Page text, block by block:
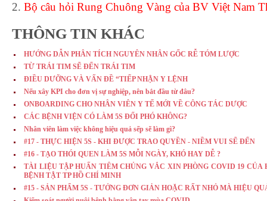
2. Bộ câu hỏi Rung Chuông Vàng của BV Việt Nam
THÔNG TIN KHÁC
HƯỚNG DẪN PHÂN TÍCH NGUYÊN NHÂN GỐC RỄ TÓM LƯỢC
TỪ TRÁI TIM SẼ ĐẾN TRÁI TIM
ĐIỀU DƯỠNG VÀ VẤN ĐỀ “TIẾP NHẬN Y LỆNH
Nếu xây KPI cho đơn vị sự nghiệp, nên bắt đầu từ đâu?
ONBOARDING CHO NHÂN VIÊN Y TẾ MỚI VỀ CÔNG TÁC DƯỢC
CÁC BỆNH VIỆN CÓ LÀM 5S ĐỐI PHÓ KHÔNG?
Nhân viên làm việc không hiệu quả sếp sẽ làm gì?
#17 - THỰC HIỆN 5S - KHI ĐƯỢC TRAO QUYỀN - NIỀM VUI SẼ ĐẾN
#16 - TẠO THÓI QUEN LÀM 5S MỖI NGÀY, KHÓ HAY DỄ ?
TÀI LIỆU TẬP HUẤN TIÊM CHỦNG VẮC XIN PHÒNG COVID 19 CỦA
BỆNH TẬT TP HỒ CHÍ MINH
#15 - SẢN PHẨM 5S - TƯỞNG ĐƠN GIẢN HOẶC RẤT NHỎ MÀ HIỆU